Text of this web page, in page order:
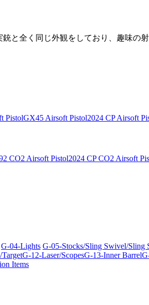
と全く同じ外観をしており、趣味の
PistolGX45 Airsoft Pistol2024 CP Airsoft
CO2 Airsoft Pistol2024 CP CO2 Airsoft
G-04-Lights G-05-Stocks/Sling Swivel/Sling
G-12-Laser/ScopesG-13-Inner Barrel
Items